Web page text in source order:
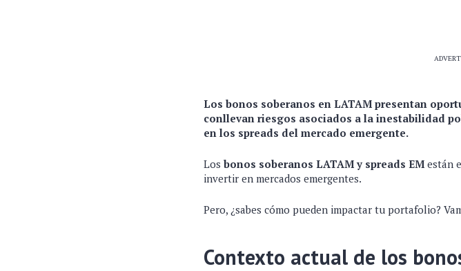
Los bonos soberanos en LATAM presentan
conllevan riesgos asociados a la inestabilidad
en los spreads del mercado emergente.
Los bonos soberanos LATAM y spreads EM están
invertir en mercados emergentes.
Pero, ¿sabes cómo pueden impactar tu portafolio?
Contexto actual de los